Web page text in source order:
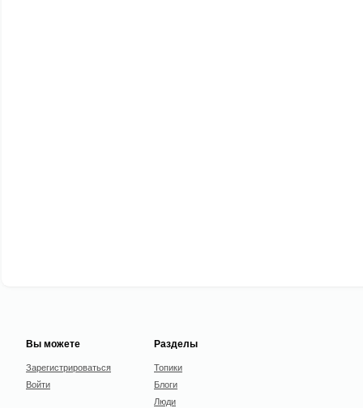
Вы можете
Зарегистрироваться
Войти
Разделы
Топики
Блоги
Люди